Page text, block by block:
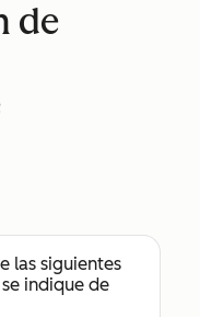
de
las siguientes
indique de